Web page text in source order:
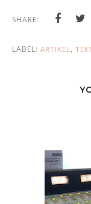
SHARE:
LABEL: ARTIKEL,